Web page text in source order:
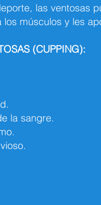
las ventosas
los músculos y les
(CUPPING):
la sangre.